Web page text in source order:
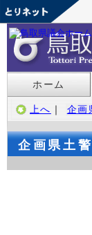
ホーム
上へ ｜ 企画
企画県土